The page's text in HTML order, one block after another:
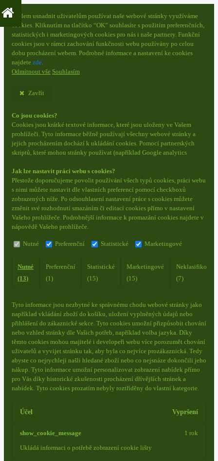
S cílem usnadnit uživatelům používat naše webové stránky využíváme
cookies. Kliknutím na tlačítko “OK” souhlasíte s použitím preferenčních,
statistických i marketingových cookies pro nás i naše partnery. Funkční
cookies jsou v rámci zachování funkčnosti webu používány po celou
dobu procházení webem. Podrobné informace a nastavení ke cookies
najdete zde.
Odmítnout vše Souhlasím
Zavřít
Co jsou cookies?
Cookies jsou krátké textové informace, které jsou uloženy ve Vašem
prohlížeči. Tyto informace běžně používají všechny webové stránky a
jejich procházením dochází k ukládání cookies. Pomocí partnerských
skriptů, které mohou stránky používat (například Google analytics
Jak lze nastavit práci webu s cookies?
Přestože doporučujeme povolit používání všech typů cookies, práci webu
s nimi můžete nastavit dle vlastních preferencí pomocí checkboxů
zobrazených níže. Po odsouhlasení nastavení práce s cookies můžete
změnit své rozhodnutí smazáním či editací cookies přímo v nastavení
Vašeho prohlížeče. Podrobnější informace k promazání cookies najdete v
nápovědě Vašeho prohlížeče.
Nutné Preferenční Statistické Marketingové
Nutné
(13)
Preferenční
(1)
Statistické
(15)
Marketingové
(15)
(7)
Tyto informace jsou nezbytné ke správnému chodu webové stránky jako
například vkládání zboží do košíku, uložení vyplněných údajů nebo
přihlášení do zákaznické sekce. Tyto cookies umožní přizpůsobit chování
nebo vzhled stránky dle Vašich potřeb, například volba jazyka. Díky
těmto cookies mohou majitelé i developeři webu více porozumět chování
uživatelů a vyvijet stránku tak, aby byla co nejvíce prozákaznická. Tedy
abyste co nejrychleji našli hledané zboží nebo co nejsnáze dokončili jeho
nákup. Tyto informace umožní personalizovat zobrazení nabídek přímo
pro Vás díky historické zkušenosti procházení dřívějších stránek a
nabídek. Tyto cookies prozatím nebyly roztříděny do vlastní kategorie.
Účel Vypršení
show_cookie_message
Ukládá informaci o potřebě zobrazení cookie lišty
1 rok